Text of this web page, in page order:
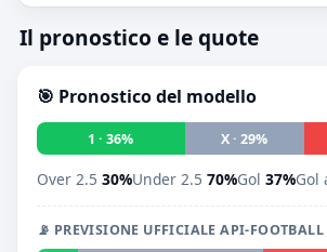
Il pronostico e le quote
🎯 Pronostico del modello
1 · 36% X · 29%
Over 2.5 30%Under 2.5 70%Gol 37%Gol
📡 PREVISIONE UFFICIALE API-FOOTBALL